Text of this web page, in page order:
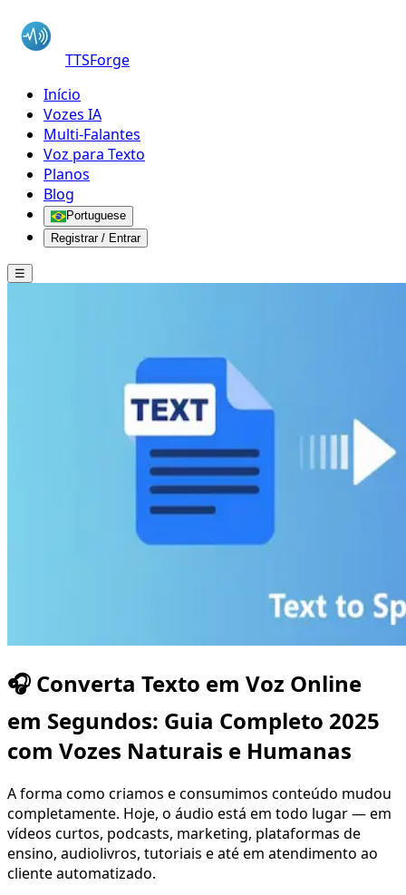
TTSForge
Início
Vozes IA
Multi-Falantes
Voz para Texto
Planos
Blog
Portuguese
Registrar / Entrar
☰
🎧 Converta Texto em Voz Online
em Segundos: Guia Completo 2025
com Vozes Naturais e Humanas
A forma como criamos e consumimos conteúdo mudou
completamente. Hoje, o áudio está em todo lugar — em
vídeos curtos, podcasts, marketing, plataformas de
ensino, audiolivros, tutoriais e até em atendimento ao
cliente automatizado.